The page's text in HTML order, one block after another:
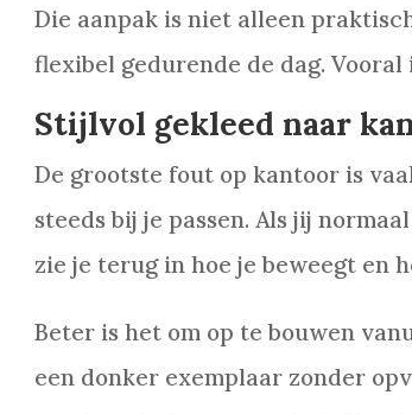
Die aanpak is niet alleen
flexibel gedurende de dag.
Stijlvol gekleed naar
De grootste fout op kantoor is
steeds bij je passen. Als jij
zie je terug in hoe je beweegt en
Beter is het om op te bouwen
een donker exemplaar zonder